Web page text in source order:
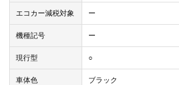
エコカー減税対象 ー
機種記号 ー
現行型 ○
車体色 ブラック